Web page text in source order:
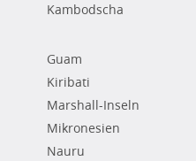
Kambodscha
Guam
Kiribati
Marshall-Inseln
Mikronesien
Nauru